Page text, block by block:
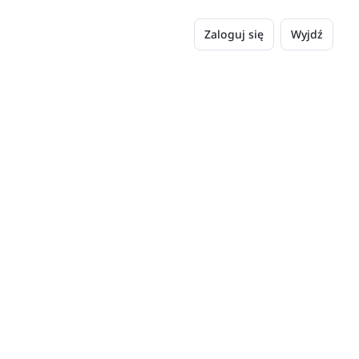
Zaloguj się Wyjdź